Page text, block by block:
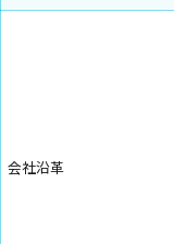
会社沿革